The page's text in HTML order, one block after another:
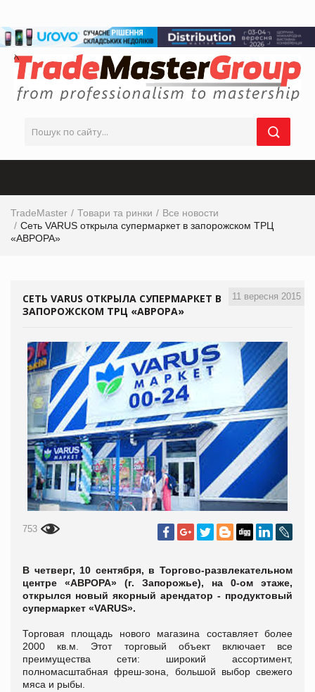
TradeMaster Товари та ринки
Все новости
Сеть VARUS открыла супермаркет в запорожском ТРЦ
«АВРОРА»
11 вересня 2015
СЕТЬ VARUS ОТКРЫЛА СУПЕРМАРКЕТ В
ЗАПОРОЖСКОМ ТРЦ «АВРОРА»
753
В четверг, 10 сентября, в Торгово-развлекательном
центре «АВРОРА» (г. Запорожье), на 0-ом этаже,
открылся новый якорный арендатор - продуктовый
супермаркет «VARUS».
Торговая площадь нового магазина составляет более
2000 кв.м. Этот торговый объект включает все
преимущества сети: широкий ассортимент,
полномасштабная фреш-зона, большой выбор свежего
мяса и рыбы.